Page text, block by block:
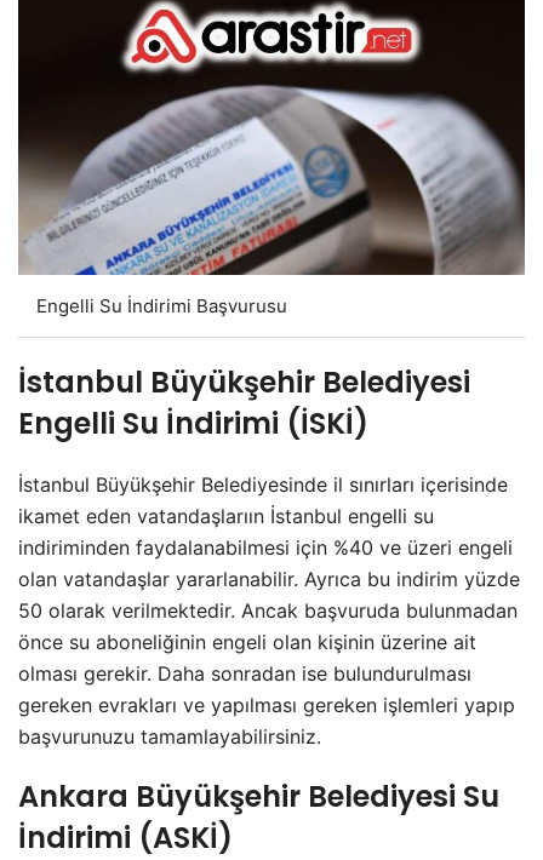
Engelli Su İndirimi Başvurusu
İstanbul Büyükşehir Belediyesi
Engelli Su İndirimi (İSKİ)
İstanbul Büyükşehir Belediyesinde il sınırları içerisinde
ikamet eden vatandaşlarıın İstanbul engelli su
indiriminden faydalanabilmesi için %40 ve üzeri engeli
olan vatandaşlar yararlanabilir. Ayrıca bu indirim yüzde
50 olarak verilmektedir. Ancak başvuruda bulunmadan
önce su aboneliğinin engeli olan kişinin üzerine ait
olması gerekir. Daha sonradan ise bulundurulması
gereken evrakları ve yapılması gereken işlemleri yapıp
başvurunuzu tamamlayabilirsiniz.
Ankara Büyükşehir Belediyesi Su
İndirimi (ASKİ)